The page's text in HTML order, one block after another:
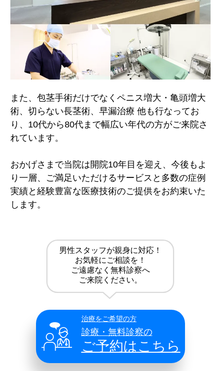
また、包茎手術だけでなくペニス増大・亀頭増大
術、切らない長茎術、早漏治療 他も行なってお
り、10代から80代まで幅広い年代の方がご来院さ
れています。
おかげさまで当院は開院10年目を迎え、今後もよ
り一層、ご満足いただけるサービスと多数の症例
実績と経験豊富な医療技術のご提供をお約束いた
します。
男性スタッフが親身に対応！
お気軽にご相談を！
ご遠慮なく無料診察へ
ご来院ください。
治療をご希望の方
診療・無料診察の
ご予約はこちら